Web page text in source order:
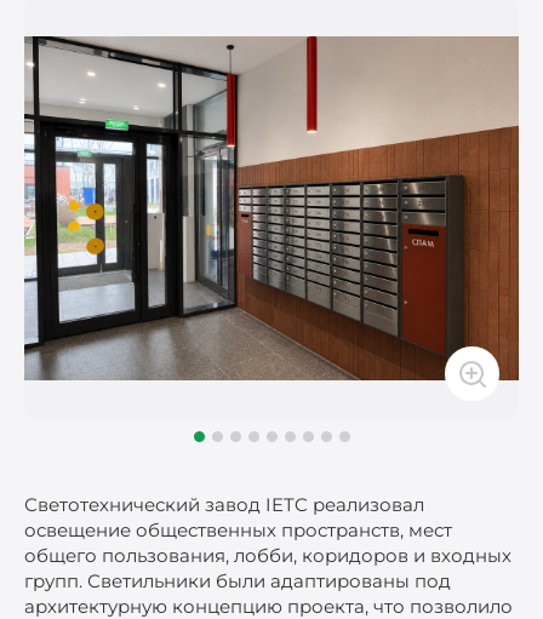
Светотехнический завод IETC реализовал
освещение общественных пространств, мест
общего пользования, лобби, коридоров и входных
групп. Светильники были адаптированы под
архитектурную концепцию проекта, что позволило